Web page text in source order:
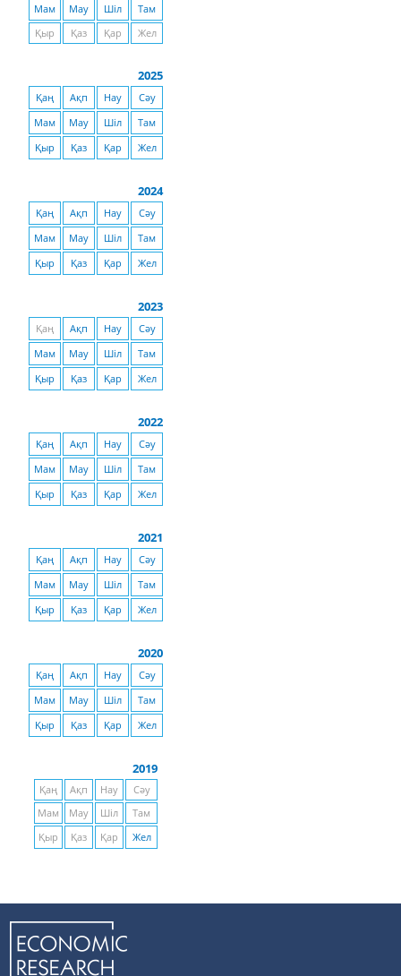
Мам Мау Шіл
Там
Қыр
Қаз Қар Жел
2025
Қаң Ақп Нау
Сәу
Мам
Мау Шіл
Там
Қыр
Қаз Қар Жел
2024
Қаң Ақп Нау
Сәу
Мам
Мау Шіл
Там
Қыр
Қаз Қар Жел
2023
Қаң Ақп Нау
Сәу
Мам
Мау Шіл
Там
Қыр
Қаз Қар Жел
2022
Қаң Ақп Нау
Сәу
Мам
Мау Шіл
Там
Қыр
Қаз Қар Жел
2021
Қаң Ақп Нау
Сәу
Мам
Мау Шіл
Там
Қыр
Қаз Қар Жел
2020
Қаң Ақп Нау
Сәу
Мам
Мау Шіл
Там
Қыр
Қаз Қар Жел
2019
Қаң Ақп Нау
Сәу
Мам
Мау Шіл
Там
Қыр
Қаз Қар Жел